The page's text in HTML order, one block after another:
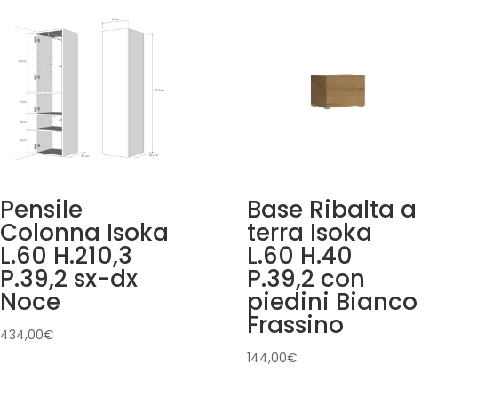
Pensile
Colonna Isoka
L.60 H.210,3
P.39,2 sx-dx
Noce
434,00€
Base Ribalta a
terra Isoka
L.60 H.40
P.39,2 con
piedini Bianco
Frassino
144,00€